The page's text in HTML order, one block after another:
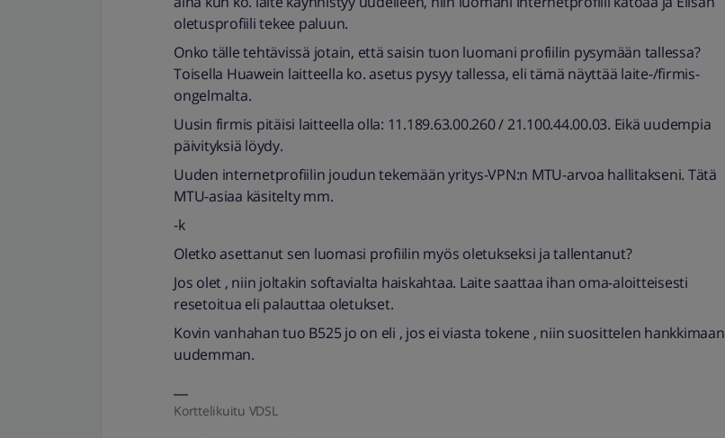
oletusprofiili tekee paluun.
Onko tälle tehtävissä jotain, että saisin tuon luomani profiilin pysymään tallessa?
Toisella Huawein laitteella ko. asetus pysyy tallessa, eli tämä näyttää laite-/firmis-
ongelmalta.
Uusin firmis pitäisi laitteella olla: 11.189.63.00.260 / 21.100.44.00.03. Eikä uudempia
päivityksiä löydy.
Uuden internetprofiilin joudun tekemään yritys-VPN:n MTU-arvoa hallitakseni. Tätä
MTU-asiaa käsitelty mm.
-k
Oletko asettanut sen luomasi profiilin myös oletukseksi ja tallentanut?
Jos olet , niin joltakin softavialta haiskahtaa. Laite saattaa ihan oma-aloitteisesti
resetoitua eli palauttaa oletukset.
Kovin vanhahan tuo B525 jo on eli , jos ei viasta tokene , niin suosittelen hankkimaan
uudemman.
Korttelikuitu VDSL